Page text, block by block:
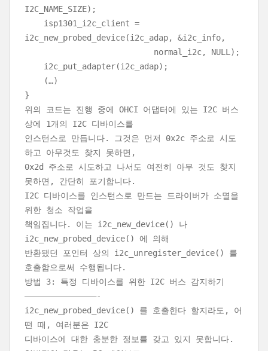
I2C_NAME_SIZE);
isp1301_i2c_client =
i2c_new_probed_device(i2c_adap, &i2c_info,
normal_i2c, NULL);
i2c_put_adapter(i2c_adap);
(…)
}
위의 코드는 진행 중에 OHCI 어댑터에 있는 I2C 버스
상에 1개의 I2C 디바이스를
인스턴스로 만듭니다. 그것은 먼저 0x2c 주소로 시도
하고 아무것도 찾지 못하면,
0x2d 주소로 시도하고 나서도 여전히 아무 것도 찾지
못하면, 간단히 포기합니다.
I2C 디바이스를 인스턴스로 만드는 드라이버가 소멸을
위한 청소 작업을
책임집니다. 이는 i2c_new_device() 나
i2c_new_probed_device() 에 의해
반환됐던 포인터 상의 i2c_unregister_device() 를
호출함으로써 수행됩니다.
방법 3: 특정 디바이스를 위한 I2C 버스 감지하기
———————————————-
i2c_new_probed_device() 를 호출한다 할지라도, 어
떤 때, 여러분은 I2C
디바이스에 대한 충분한 정보를 갖고 있지 못합니다.